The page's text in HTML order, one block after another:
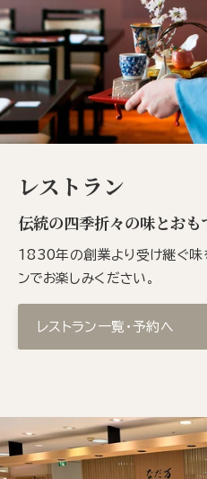
レストラン
伝統の四季折々の味とおも
1830年の創業より受け継ぐ味
ンでお楽しみください。
レストラン一覧・予約へ